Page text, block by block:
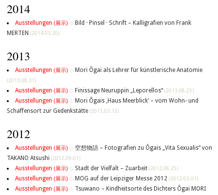
2014
Ausstellungen (展示) ◇ Bild · Pinsel · Schrift – Kalligrafien von Frank
MERTEN (2014.03.20)
2013
Ausstellungen (展示) ◇ Mori Ôgai als Lehrer für künstlerische Anatomie
(2013.08.31)
Ausstellungen (展示) ◇ Finissage Neuruppin „Leporellos“ (2013.08.25)
Ausstellungen (展示) ◇ Mori Ôgais ‚Haus Meerblick‘ – vom Wohn- und
Schaffensort zur Gedenkstätte (2013.03.13)
2012
Ausstellungen (展示) ◇ 空想物語 – Fotografien zu Ôgais „Vita Sexualis“ von
TAKANO Atsushi (2012.09.01)
Ausstellungen (展示) ◇ Stadt der Vielfalt – Zuarbeit (2012.08.25)
Ausstellungen (展示) ◇ MOG auf der Leipziger Messe 2012 (2012.03.01)
Ausstellungen (展示) ◇ Tsuwano – Kindheitsorte des Dichters Ôgai MORI